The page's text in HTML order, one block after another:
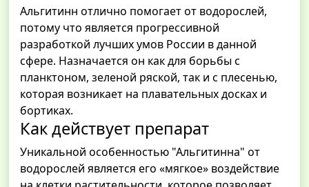
Альгитинн отлично помогает от водорослей,
потому что является прогрессивной
разработкой лучших умов России в данной
сфере. Назначается он как для борьбы с
планктоном, зеленой ряской, так и с плесенью,
которая возникает на плавательных досках и
бортиках.
Как действует препарат
Уникальной особенностью "Альгитинна" от
водорослей является его «мягкое» воздействие